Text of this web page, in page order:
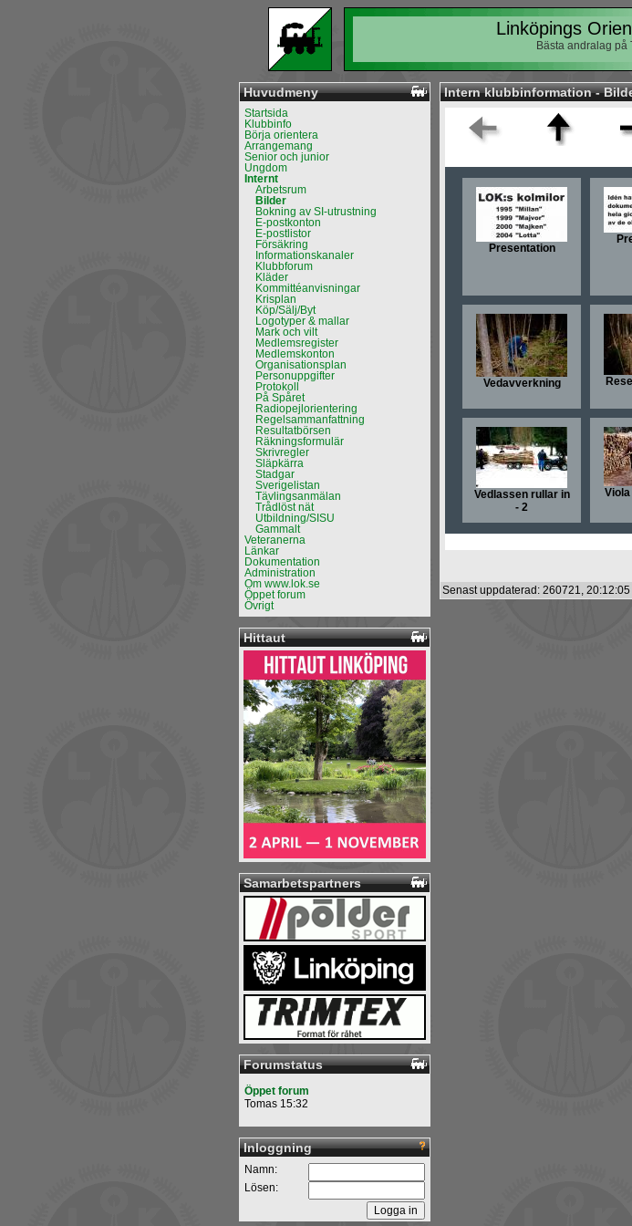
Linköpings
Bästa andralag på
Huvudmeny
Startsida
Klubbinfo
Börja orientera
Arrangemang
Senior och junior
Ungdom
Internt
Arbetsrum
Bilder
Bokning av SI-utrustning
E-postkonton
E-postlistor
Försäkring
Informationskanaler
Klubbforum
Kläder
Kommittéanvisningar
Krisplan
Köp/Sälj/Byt
Logotyper & mallar
Mark och vilt
Medlemsregister
Medlemskonton
Organisationsplan
Personuppgifter
Protokoll
På Spåret
Radiopejlorientering
Regelsammanfattning
Resultatbörsen
Räkningsformulär
Skrivregler
Släpkärra
Stadgar
Sverigelistan
Tävlingsanmälan
Trådlöst nät
Utbildning/SISU
Gammalt
Veteranerna
Länkar
Dokumentation
Administration
Om www.lok.se
Öppet forum
Övrigt
Hittaut
Samarbetspartners
Forumstatus
Öppet forum
Tomas 15:32
Inloggning
Namn:
Lösen:
Intern klubbinformation -
Presentation
Vedavverkning
Vedlassen rullar in
- 2
Senast uppdaterad: 260721, 20:12:05